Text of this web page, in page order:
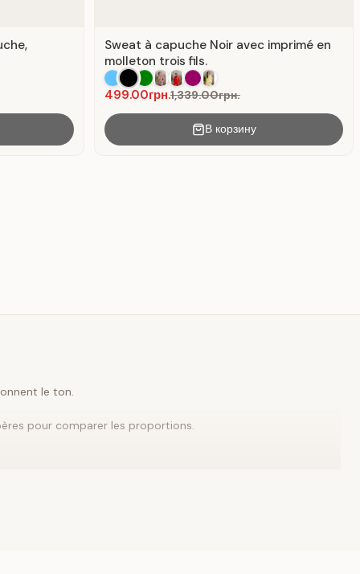
Sweat à capuche Noir avec imprimé en
molleton trois fils.
499.00грн.1,339.00грн.
В корзину
le ton.
pour comparer les proportions.